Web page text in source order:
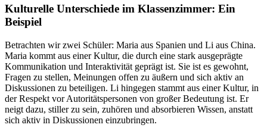
Kulturelle Unterschiede im Klassenzimmer: Ein
Beispiel
Betrachten wir zwei Schüler: Maria aus Spanien und Li aus China.
Maria kommt aus einer Kultur, die durch eine stark ausgeprägte
Kommunikation und Interaktivität geprägt ist. Sie ist es gewohnt,
Fragen zu stellen, Meinungen offen zu äußern und sich aktiv an
Diskussionen zu beteiligen. Li hingegen stammt aus einer Kultur, in
der Respekt vor Autoritätspersonen von großer Bedeutung ist. Er
neigt dazu, stiller zu sein, zuhören und absorbieren Wissen, anstatt
sich aktiv in Diskussionen einzubringen.